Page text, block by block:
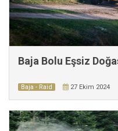
Baja Bolu Eşsiz
Baja - Raid 27 Ekim 2024